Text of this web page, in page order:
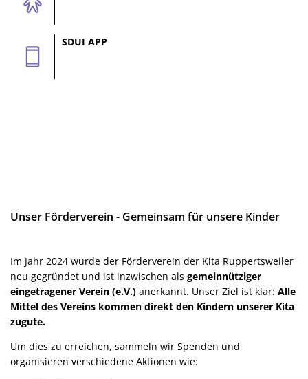
SDUI APP
Unser Förderverein - Gemeinsam für unsere Kinder
Im Jahr 2024 wurde der Förderverein der Kita Ruppertsweiler
neu gegründet und ist inzwischen als gemeinnütziger
eingetragener Verein (e.V.) anerkannt. Unser Ziel ist klar: Alle
Mittel des Vereins kommen direkt den Kindern unserer Kita
zugute.
Um dies zu erreichen, sammeln wir Spenden und
organisieren verschiedene Aktionen wie: